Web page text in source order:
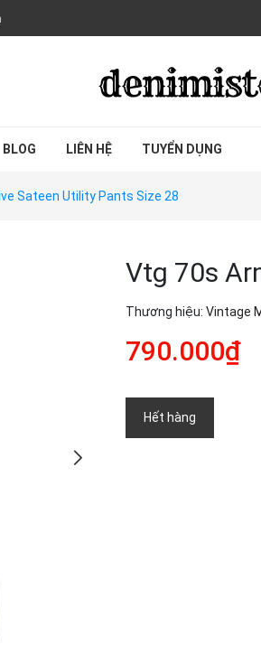
BLOG LIÊN HỆ TUYỂN DỤNG
Sateen Utility Pants Size 28
Vtg 70s
Thương hiệu: Vintage
790.000₫
Hết hàng